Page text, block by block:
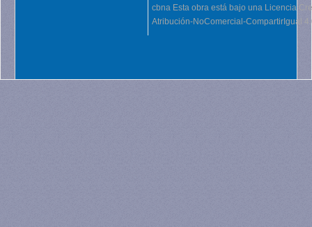
cbna Esta obra está bajo una Licencia
Atribución-NoComercial-CompartirIgual